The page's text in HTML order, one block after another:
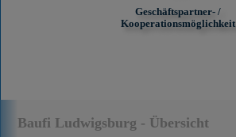
Baufi Ludwigsburg - Übersicht
Geschäftspartner- /
Kooperationsmöglichkeit